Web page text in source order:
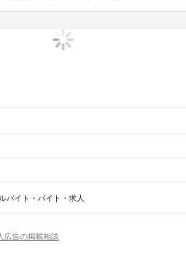
糸魚川市妙高市五泉市
田駅 坂町駅 平林駅
バイト・バイト・求人
広告の掲載相談